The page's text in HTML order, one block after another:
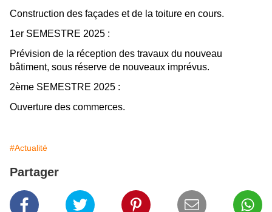
Construction des façades et de la toiture en cours.
1er SEMESTRE 2025 :
Prévision de la réception des travaux du nouveau
bâtiment, sous réserve de nouveaux imprévus.
2ème SEMESTRE 2025 :
Ouverture des commerces.
#Actualité
Partager